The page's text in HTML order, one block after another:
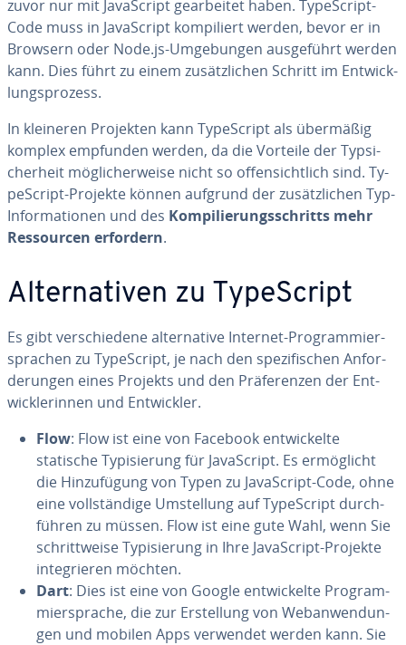
zuvor nur mit Ja­va­Script ge­ar­bei­tet haben. Ty­pe­Script-
Code muss in Ja­va­Script kom­pi­liert werden, bevor er in
Browsern oder Node.js-Um­ge­bun­gen aus­ge­führt werden
kann. Dies führt zu einem zu­sätz­li­chen Schritt im Ent­wick­
lungs­pro­zess.
In kleineren Projekten kann Ty­pe­Script als übermäßig
komplex empfunden werden, da die Vorteile der Typ­si­
cher­heit mög­li­cher­wei­se nicht so of­fen­sicht­lich sind. Ty­
pe­Script-Projekte können aufgrund der zu­sätz­li­chen Typ-
In­for­ma­tio­nen und des Kom­pi­lie­rungs­schritts mehr
Res­sour­cen erfordern.
Al­ter­na­ti­ven zu Ty­pe­Script
Es gibt ver­schie­de­ne al­ter­na­ti­ve Internet-Pro­gram­mier­
spra­chen zu Ty­pe­Script, je nach den spe­zi­fi­schen An­for­
de­run­gen eines Projekts und den Prä­fe­ren­zen der Ent­
wick­le­rin­nen und Ent­wick­ler.
Flow: Flow ist eine von Facebook ent­wi­ckel­te
statische Ty­pi­sie­rung für Ja­va­Script. Es er­mög­licht
die Hin­zu­fü­gung von Typen zu Ja­va­Script-Code, ohne
eine voll­stän­di­ge Um­stel­lung auf Ty­pe­Script durch­
füh­ren zu müssen. Flow ist eine gute Wahl, wenn Sie
schritt­wei­se Ty­pi­sie­rung in Ihre Ja­va­Script-Projekte
in­te­grie­ren möchten.
Dart: Dies ist eine von Google ent­wi­ckel­te Pro­gram­
mier­spra­che, die zur Er­stel­lung von Web­an­wen­dun­
gen und mobilen Apps verwendet werden kann. Sie